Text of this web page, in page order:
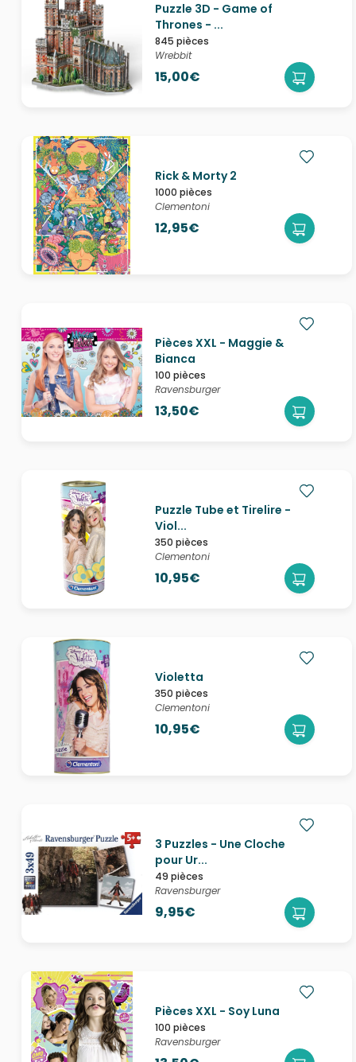
Puzzle 3D - Game of
Thrones - ...
845 pièces
Wrebbit
15,00€
Rick & Morty 2
1000 pièces
Clementoni
12,95€
Pièces XXL - Maggie &
Bianca
100 pièces
Ravensburger
13,50€
Puzzle Tube et Tirelire -
Viol...
350 pièces
Clementoni
10,95€
Violetta
350 pièces
Clementoni
10,95€
3 Puzzles - Une Cloche
pour Ur...
49 pièces
Ravensburger
9,95€
Pièces XXL - Soy Luna
100 pièces
Ravensburger